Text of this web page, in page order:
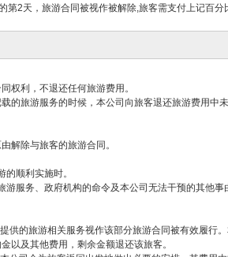
2天，旅游合同被视作被解除,旅客需支付上记百分
权利，不退还任何旅游费用。
的旅游服务的时候，本公司向旅客退还旅游费用中
解除与旅客的旅游合同。
顺利实施时。
服务、政府机构的命令及本公司无法干预的其他
供的旅游相关服务视作该部分旅游合同被有效履行
以及其他费用，剩余金额退还该旅客。